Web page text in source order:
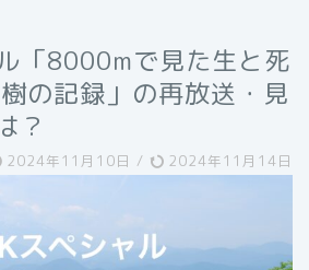
「8000mで見た生と死
の記録」の再放送・見
？
2024年11月10日 / 2024年11月14日